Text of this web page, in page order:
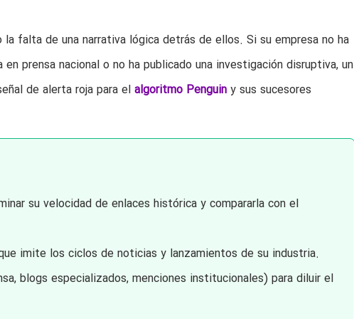
falta de una narrativa lógica detrás de ellos. Si su empresa no ha
prensa nacional o no ha publicado una investigación disruptiva, un
de alerta roja para el algoritmo Penguiny sus sucesores
su velocidad de enlaces histórica y compararla con el
imite los ciclos de noticias y lanzamientos de su industria.
blogs especializados, menciones institucionales) para diluir el